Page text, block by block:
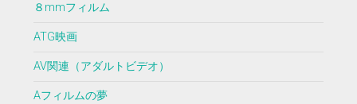
８mmフィルム
ATG映画
AV関連（アダルトビデオ）
Aフィルムの夢